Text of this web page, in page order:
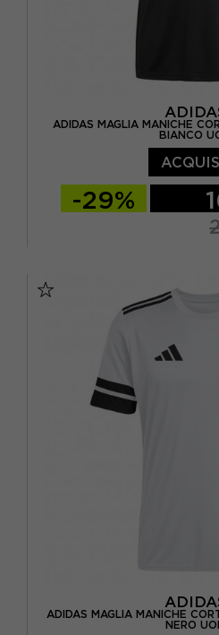
ADIDAS MAGLIA MANICHE
BIANCO
-29%
ADIDAS MAGLIA MANICHE
NERO